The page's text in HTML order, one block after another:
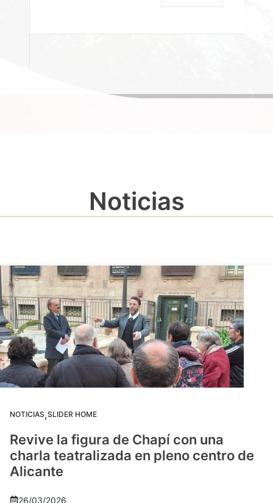
Noticias
NOTICIAS,SLIDER HOME
Revive la figura de Chapí con una
charla teatralizada en pleno centro de
Alicante
26/03/2026